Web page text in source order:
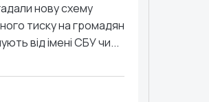
нову схему
тиску на громадян
від імені СБУ чи...